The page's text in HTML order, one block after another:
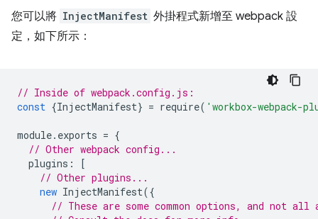
您可以將 InjectManifest 外掛程式新增至 webpack 設
定，如下所示：
// Inside of webpack.config.js:
const {InjectManifest} = require( 'workbox-webpack-
module. exports = {
// Other webpack config...
plugins :
[
// Other plugins...
new InjectManifest({
// These are some common options, and not